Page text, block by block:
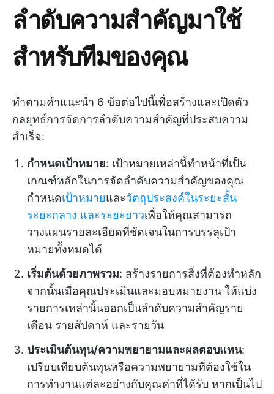
ลำดับความสำคัญมาใช้
สำหรับทีมของคุณ
ทำตามคำแนะนำ 6 ข้อต่อไปนี้เพื่อสร้างและเปิดตัว
กลยุทธ์การจัดการลำดับความสำคัญที่ประสบความ
สำเร็จ:
กำหนดเป้าหมาย: เป้าหมายเหล่านี้ทำหน้าที่เป็น
เกณฑ์หลักในการจัดลำดับความสำคัญของคุณ
กำหนดเป้าหมายและวัตถุประสงค์ในระยะสั้น
ระยะกลาง และระยะยาวเพื่อให้คุณสามารถ
วางแผนรายละเอียดที่ชัดเจนในการบรรลุเป้า
หมายทั้งหมดได้
เริ่มต้นด้วยภาพรวม: สร้างรายการสิ่งที่ต้องทำหลัก
จากนั้นเมื่อคุณประเมินและมอบหมายงาน ให้แบ่ง
รายการเหล่านั้นออกเป็นลำดับความสำคัญราย
เดือน รายสัปดาห์ และรายวัน
ประเมินต้นทุน/ความพยายามและผลตอบแทน:
เปรียบเทียบต้นทุนหรือความพยายามที่ต้องใช้ใน
การทำงานแต่ละอย่างกับคุณค่าที่ได้รับ หากเป็นไป